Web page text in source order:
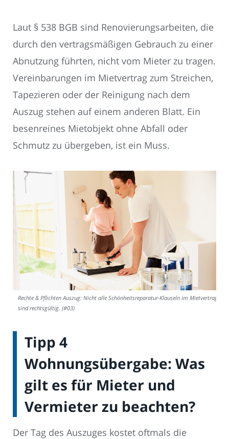
Laut § 538 BGB sind Renovierungsarbeiten, die
durch den vertragsmäßigen Gebrauch zu einer
Abnutzung führten, nicht vom Mieter zu tragen.
Vereinbarungen im Mietvertrag zum Streichen,
Tapezieren oder der Reinigung nach dem
Auszug stehen auf einem anderen Blatt. Ein
besenreines Mietobjekt ohne Abfall oder
Schmutz zu übergeben, ist ein Muss.
Rechte & Pflichten Auszug: Nicht alle Schönheitsreparatur-Klauseln im Mietvertrag
sind rechtsgültig. (#03)
Tipp 4
Wohnungsübergabe: Was
gilt es für Mieter und
Vermieter zu beachten?
Der Tag des Auszuges kostet oftmals die